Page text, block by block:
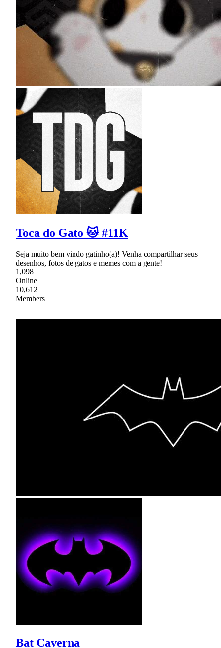
Toca do Gato 🐱 #11K
Seja muito bem vindo gatinho(a)! Venha compartilhar seus
desenhos, fotos de gatos e memes com a gente!
1,098
Online
10,612
Members
Bat Caverna